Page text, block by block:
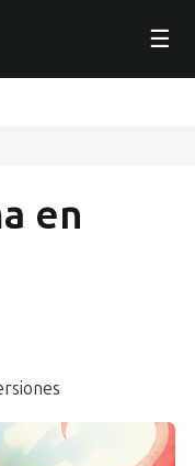
☰
en